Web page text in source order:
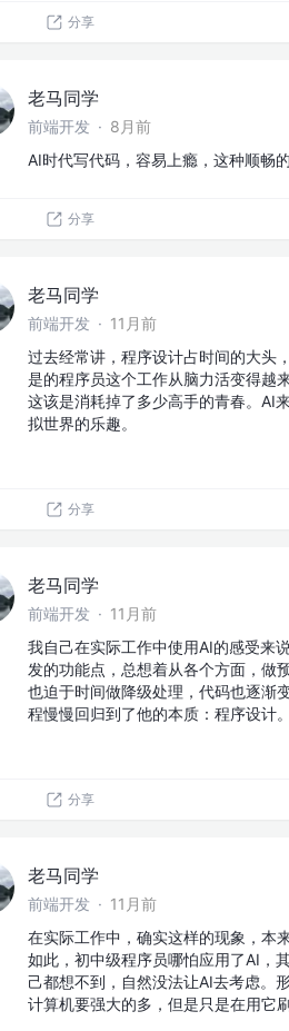
分享
老马同学
前端开发 · 8月前
AI时代写代码，容易上瘾，这种顺畅
分享
老马同学
前端开发 · 11月前
过去经常讲，程序设计占时间的大头
是的程序员这个工作从脑力活变得越
这该是消耗掉了多少高手的青春。AI
拟世界的乐趣。
分享
老马同学
前端开发 · 11月前
我自己在实际工作中使用AI的感受来
发的功能点，总想着从各个方面，做
也迫于时间做降级处理，代码也逐渐
程慢慢回归到了他的本质：程序设计。
分享
老马同学
前端开发 · 11月前
在实际工作中，确实这样的现象，本
如此，初中级程序员哪怕应用了AI，
己都想不到，自然没法让AI去考虑。
计算机要强大的多，但是只是在用它刷